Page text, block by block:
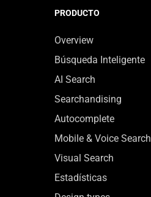
PRODUCTO
Overview
Búsqueda Inteligente
AI Search
Searchandising
Autocomplete
Mobile & Voice Search
Visual Search
Estadísticas